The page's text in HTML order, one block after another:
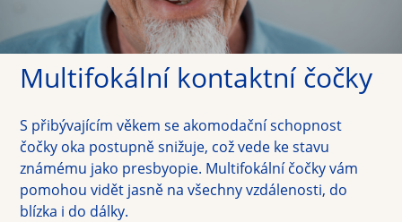
Multifokální kontaktní čočky
S přibývajícím věkem se akomodační schopnost
čočky oka postupně snižuje, což vede ke stavu
známému jako presbyopie. Multifokální čočky vám
pomohou vidět jasně na všechny vzdálenosti, do
blízka i do dálky.